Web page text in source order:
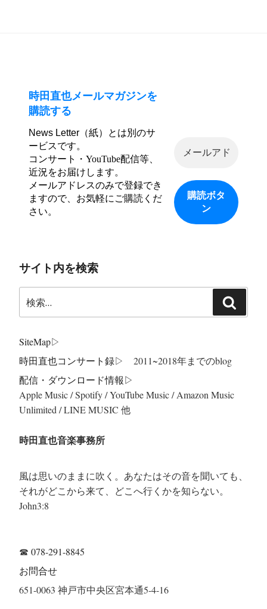
時田直也メールマガジンを
購読する
News Letter（紙）とは別のサ
ービスです。
コンサート・YouTube配信等、
近況をお届けします。
メールアドレスのみで登録でき
ますので、お気軽にご購読くだ
さい。
サイト内を検索
索:
索
SiteMap▷
時田直也コンサート録▷ 2011~2018年までのblog
配信・ダウンロード情報▷
Apple Music / Spotify / YouTube Music / Amazon Music
Unlimited / LINE MUSIC 他
時田直也音楽事務所
風は思いのままに吹く。あなたはその音を聞いても、
それがどこから来て、どこへ行くかを知らない。
John3:8
☎ 078-291-8845
お問合せ
651-0063 神戸市中央区宮本通5-4-16